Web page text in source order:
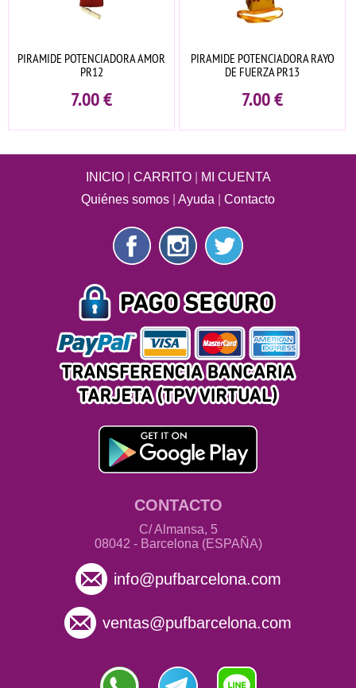
PIRAMIDE POTENCIADORA AMOR
PR12
7.00€
PIRAMIDE POTENCIADORA RAYO
DE FUERZA PR13
7.00€
INICIO| CARRITO|
MI CUENTA
Quiénes somos
Ayuda Contacto
CONTACTO
C/ Almansa, 5
08042 - Barcelona (ESPAÑA)
info@pufbarcelona.com
ventas@pufbarcelona.com